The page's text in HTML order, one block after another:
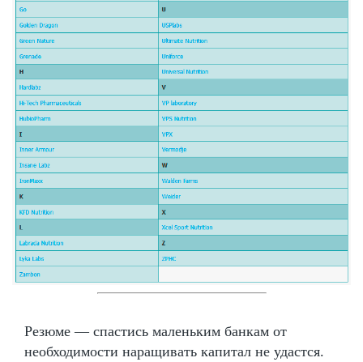
Резюме — спастись маленьким банкам от
необходимости наращивать капитал не удастся.